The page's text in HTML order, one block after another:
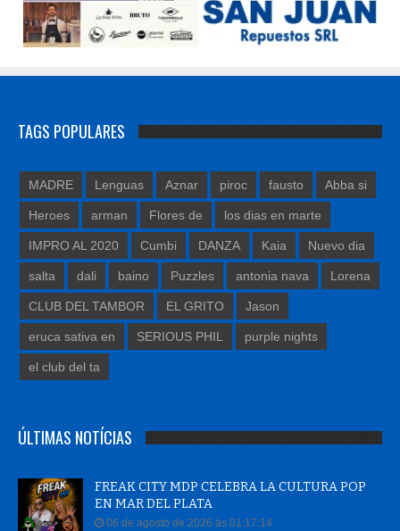
TAGS POPULARES
MADRE Lenguas Aznar piroc fausto Abba si
Heroes arman Flores de los dias en marte
IMPRO AL 2020 Cumbi DANZA Kaia Nuevo dia
salta dali baino Puzzles antonia nava Lorena
CLUB DEL TAMBOR EL GRITO Jason
eruca sativa en SERIOUS PHIL purple nights
el club del ta
ÚLTIMAS NOTÍCIAS
FREAK CITY MDP CELEBRA LA CULTURA POP
EN MAR DEL PLATA
06 de agosto de 2026 às 01:17:14